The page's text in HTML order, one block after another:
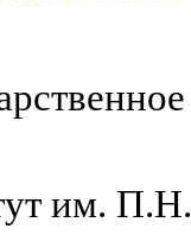
им.